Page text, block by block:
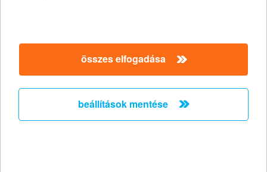
összes elfogadása
beállítások mentése